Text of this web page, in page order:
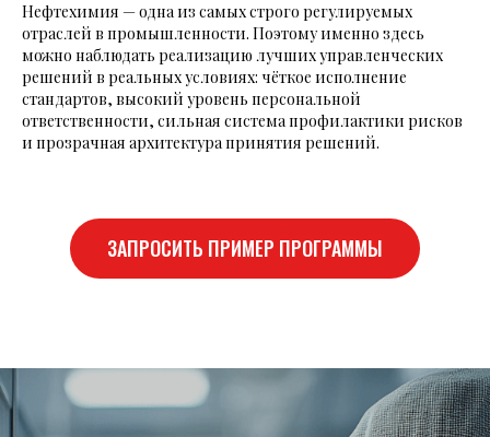
Нефтехимия — одна из самых строго регулируемых
отраслей в промышленности. Поэтому именно здесь
можно наблюдать реализацию лучших управленческих
решений в реальных условиях: чёткое исполнение
стандартов, высокий уровень персональной
ответственности, сильная система профилактики рисков
и прозрачная архитектура принятия решений.
ЗАПРОСИТЬ ПРИМЕР ПРОГРАММЫ